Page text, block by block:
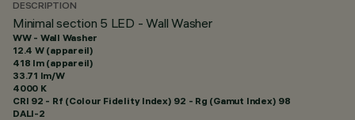
DESCRIPTION
Minimal section 5 LED - Wall Washer
WW - Wall Washer
12.4 W (appareil)
418 lm (appareil)
33.71 lm/W
4000 K
CRI 92 - Rf (Colour Fidelity Index) 92 - Rg (Gamut Index) 98
DALI-2